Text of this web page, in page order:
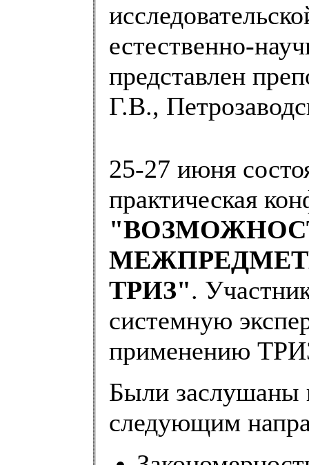
естественно-
представлен
Г.В.,
25-27 июня
практическая
ТРИЗ".
системную
применению
Были заслушаны
следующим